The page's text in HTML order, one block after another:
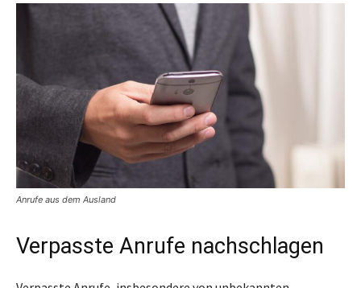
Anrufe aus dem Ausland
Verpasste Anrufe nachschlagen